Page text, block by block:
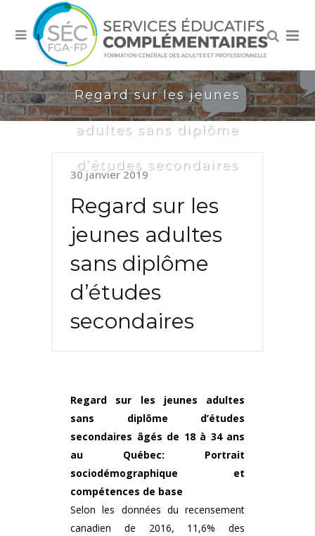
Regard sur les jeunes
adultes sans diplôme
d’études secondaires
30 janvier 2019
Regard sur les
jeunes adultes
sans diplôme
d’études
secondaires
Regard sur les jeunes adultes
sans diplôme d’études
secondaires âgés de 18 à 34 ans
au Québec: Portrait
sociodémographique et
compétences de base
Selon les données du recensement
canadien de 2016, 11,6% des